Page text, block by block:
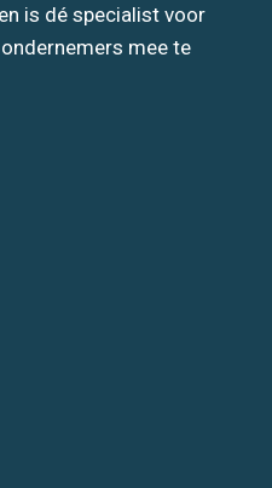
is dé specialist voor
mee te